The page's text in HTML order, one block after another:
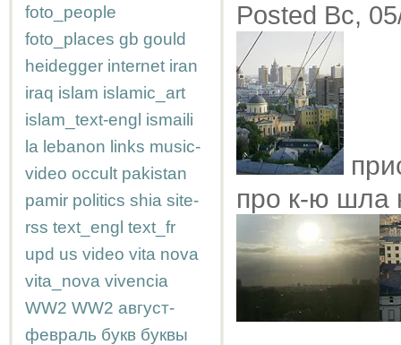
foto_people
foto_places gb gould
heidegger internet iran
iraq islam islamic_art
islam_text-engl ismaili
la lebanon links music-
video occult pakistan
pamir politics shia site-
rss text_engl text_fr
upd us video vita nova
vita_nova vivencia
WW2 WW2 август-
февраль букв буквы
Posted Вс,
про к-ю шла